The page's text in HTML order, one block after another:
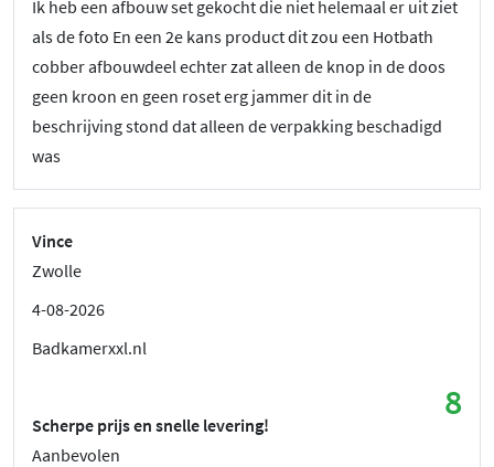
Ik heb een afbouw set gekocht die niet helemaal er uit ziet
als de foto En een 2e kans product dit zou een Hotbath
cobber afbouwdeel echter zat alleen de knop in de doos
geen kroon en geen roset erg jammer dit in de
beschrijving stond dat alleen de verpakking beschadigd
was
Vince
Zwolle
4-08-2026
Badkamerxxl.nl
8
Scherpe prijs en snelle levering!
Aanbevolen